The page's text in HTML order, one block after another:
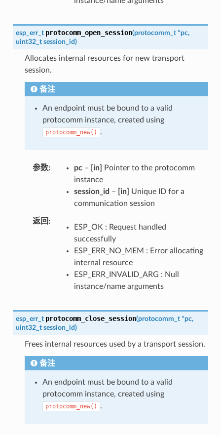
esp_err_t protocomm_open_session(protocomm_t *pc,
uint32_t session_id)
Allocates internal resources for new transport
session.
备注
An endpoint must be bound to a valid
protocomm instance, created using
protocomm_new() .
参数 pc– [in]
Pointer to the protocomm
instance
session_id – [in]
Unique ID for a
communication session
返回
ESP_OK : Request handled
successfully
ESP_ERR_NO_MEM : Error allocating
internal resource
ESP_ERR_INVALID_ARG : Null
instance/name arguments
esp_err_t protocomm_close_session(protocomm_t *pc,
uint32_t session_id)
Frees internal resources used by a transport session.
备注
An endpoint must be bound to a valid
protocomm instance, created using
protocomm_new() .